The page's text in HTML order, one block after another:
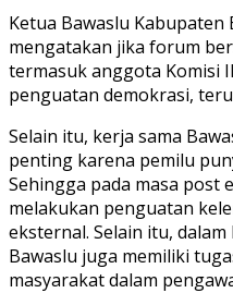
Ketua Bawaslu
mengatakan jika forum
termasuk anggota Komisi
penguatan demokrasi,
Selain itu, kerja sama
penting karena pemilu
Sehingga pada masa post
melakukan penguatan
eksternal. Selain itu,
Bawaslu juga memiliki
masyarakat dalam